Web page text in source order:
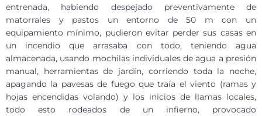
entrenada, habiendo despejado preventivamente de
matorrales y pastos un entorno de 50 m con un
equipamiento mínimo, pudieron evitar perder sus casas en
un incendio que arrasaba con todo, teniendo agua
almacenada, usando mochilas individuales de agua a presión
manual, herramientas de jardín, corriendo toda la noche,
apagando la pavesas de fuego que traía el viento (ramas y
hojas encendidas volando) y los inicios de llamas locales,
todo esto rodeados de un infierno, provocado